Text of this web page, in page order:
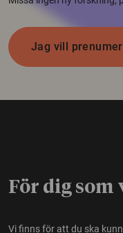
Jag vill
För dig
Vi finns för att du ska